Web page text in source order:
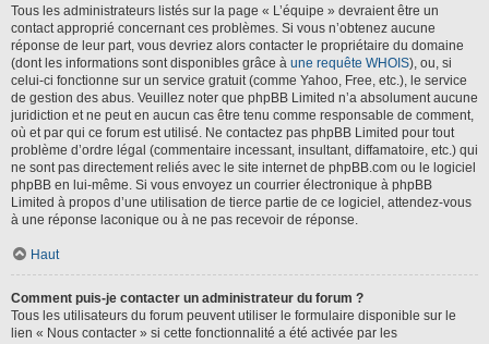
Tous les administrateurs listés sur la page « L’équipe » devraient être un
contact approprié concernant ces problèmes. Si vous n’obtenez aucune
réponse de leur part, vous devriez alors contacter le propriétaire du domaine
(dont les informations sont disponibles grâce à une requête WHOIS), ou, si
celui-ci fonctionne sur un service gratuit (comme Yahoo, Free, etc.), le service
de gestion des abus. Veuillez noter que phpBB Limited n’a absolument aucune
juridiction et ne peut en aucun cas être tenu comme responsable de comment,
où et par qui ce forum est utilisé. Ne contactez pas phpBB Limited pour tout
problème d’ordre légal (commentaire incessant, insultant, diffamatoire, etc.) qui
ne sont pas directement reliés avec le site internet de phpBB.com ou le logiciel
phpBB en lui-même. Si vous envoyez un courrier électronique à phpBB
Limited à propos d’une utilisation de tierce partie de ce logiciel, attendez-vous
à une réponse laconique ou à ne pas recevoir de réponse.
Haut
Comment puis-je contacter un administrateur du forum ?
Tous les utilisateurs du forum peuvent utiliser le formulaire disponible sur le
lien « Nous contacter » si cette fonctionnalité a été activée par les